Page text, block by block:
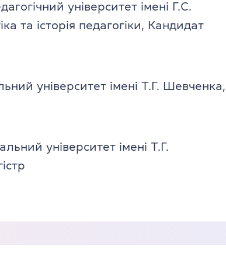
університет імені Г.С.
та історія педагогіки, Кандидат
університет імені Т.Г. Шевченка,
університет імені Т.Г.